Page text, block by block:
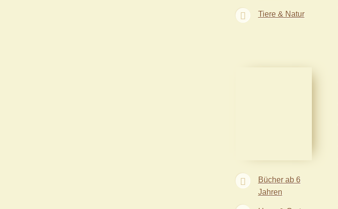
Tiere & Natur
Bücher ab 6
Jahren